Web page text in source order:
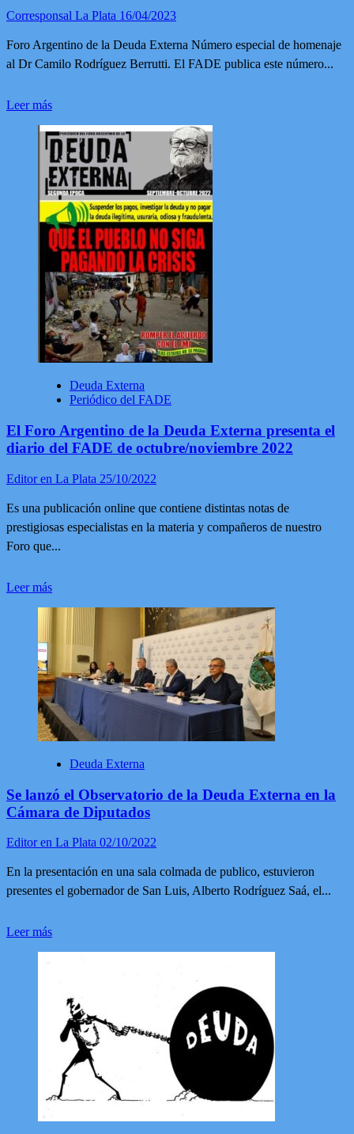
Corresponsal La Plata 16/04/2023
Foro Argentino de la Deuda Externa Número especial de homenaje
al Dr Camilo Rodríguez Berrutti. El FADE publica este número...
Leer másLeer
sobre
Diario
del
FADE
Deuda Externa
Periódico del FADE
El Foro Argentino de la Deuda Externa presenta el
diario del FADE de octubre/noviembre 2022
Editor en La Plata 25/10/2022
Es una publicación online que contiene distintas notas de
prestigiosas especialistas en la materia y compañeros de nuestro
Foro que...
Leer másLeer
Foro
Argentino
de
la
Deuda
Externa
presenta
el
diario
FADE
de
octubre/noviembre
Deuda Externa
Se lanzó el Observatorio de la Deuda Externa en la
Cámara de Diputados
Editor en La Plata 02/10/2022
En la presentación en una sala colmada de publico, estuvieron
presentes el gobernador de San Luis, Alberto Rodríguez Saá, el...
Leer másLeer
Observatorio
de
Deuda
Externa
en
la